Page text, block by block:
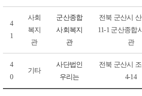
4
1
사회
복지
관
군산종합
사회복지
관
전북 군산시
11-1 군산종합
관
4
0
기타
사단법인
우리는
전북 군산시
4-14